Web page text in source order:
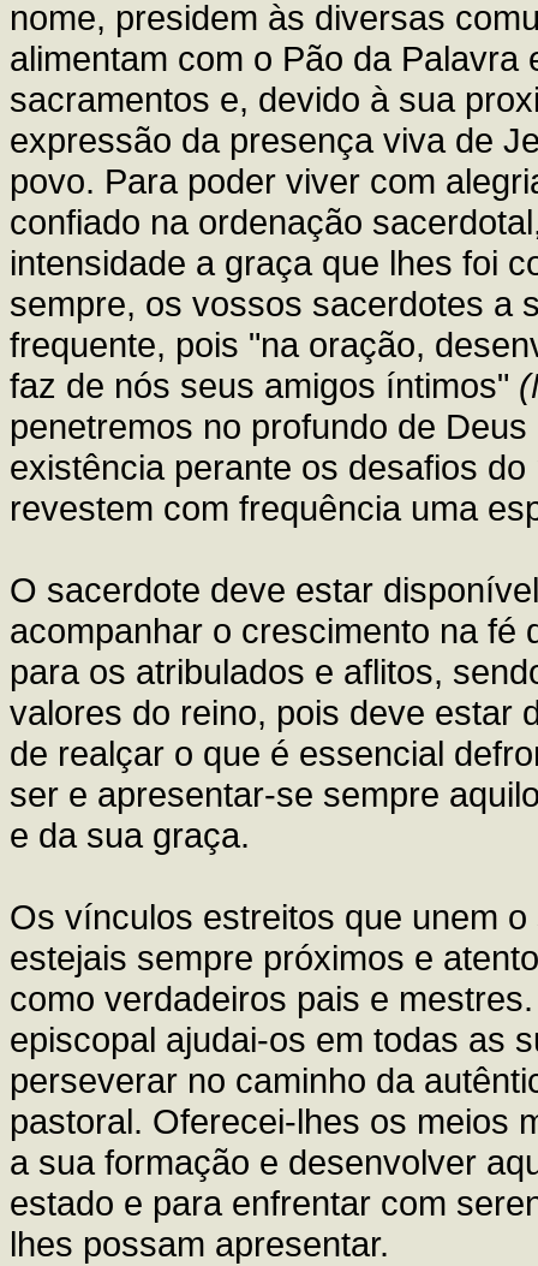
nome, presidem às diversas
alimentam com o Pão da
sacramentos e, devido à sua
expressão da presença viva de
povo. Para poder viver com
confiado na ordenação
intensidade a graça que lhes foi
sempre, os vossos sacerdotes a
frequente, pois "na oração,
faz de nós seus amigos íntimos"
penetremos no profundo de
existência perante os desafios
revestem com frequência uma
O sacerdote deve estar
acompanhar o crescimento na fé
para os atribulados e aflitos,
valores do reino, pois deve estar
de realçar o que é essencial
ser e apresentar-se sempre
e da sua graça.
Os vínculos estreitos que unem
estejais sempre próximos e
como verdadeiros pais e
episcopal ajudai-os em todas as
perseverar no caminho da
pastoral. Oferecei-lhes os meios
a sua formação e desenvolver
estado e para enfrentar com
lhes possam apresentar.